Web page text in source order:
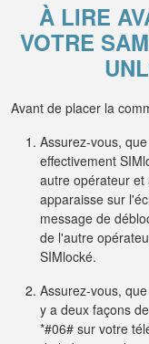
À LIRE
VOTRE
Avant de placer la
Assurez-vous,
effectivement
autre opérateur
apparaisse sur
message de
de l'autre
SIMlocké.
Assurez-vous,
y a deux façons
*#06# sur votre